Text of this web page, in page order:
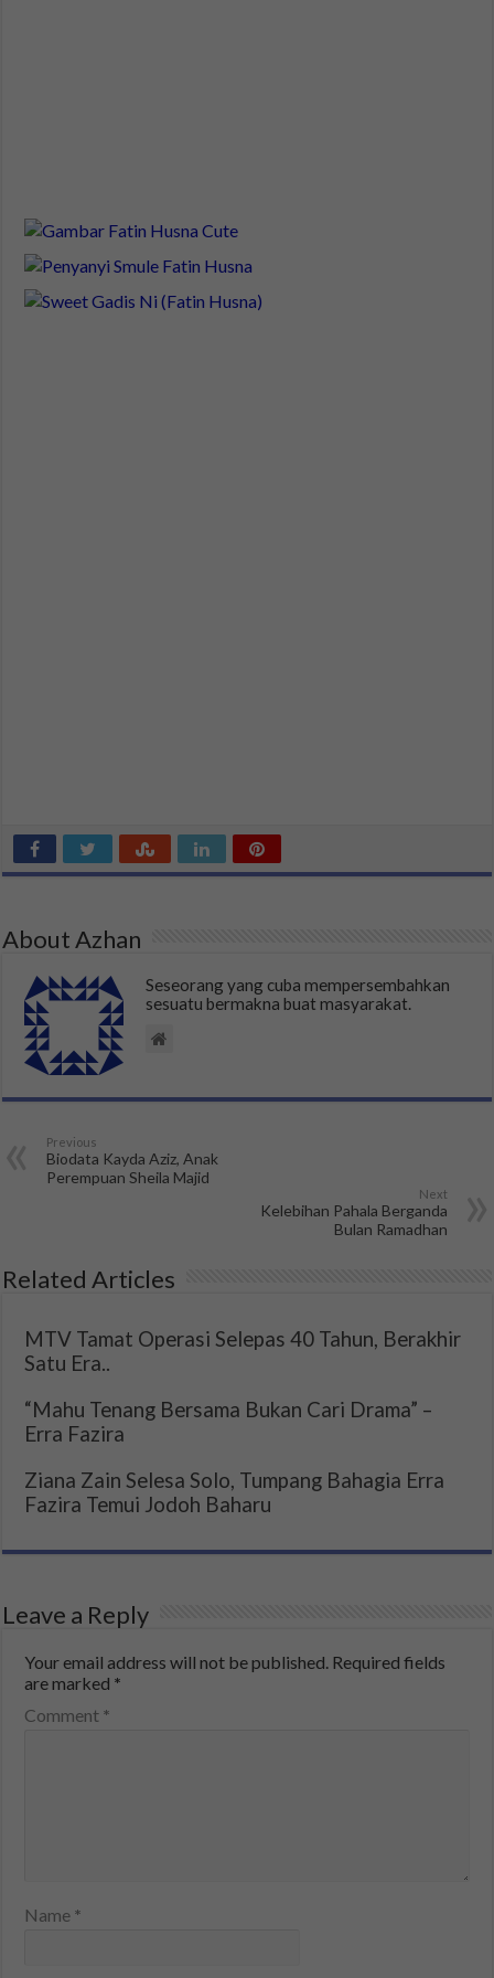
About Azhan
Seseorang yang cuba mempersembahkan
sesuatu bermakna buat masyarakat.
Previous
Biodata Kayda Aziz, Anak
Perempuan Sheila Majid
Next
Kelebihan Pahala Berganda
Bulan Ramadhan
Related Articles
MTV Tamat Operasi Selepas 40 Tahun, Berakhir
Satu Era..
“Mahu Tenang Bersama Bukan Cari Drama” –
Erra Fazira
Ziana Zain Selesa Solo, Tumpang Bahagia Erra
Fazira Temui Jodoh Baharu
Leave a Reply
Your email address will not be published. Required fields
are marked *
Comment *
Name *